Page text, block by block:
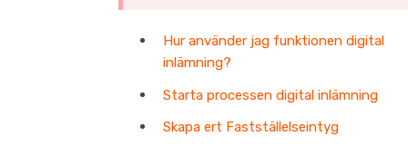
Hur använder jag funktionen digital
inlämning?
Starta processen digital inlämning
Skapa ert Fastställelseintyg